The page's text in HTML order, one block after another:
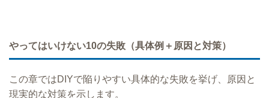
やってはいけない10の失敗（具体例＋原因と対策）
この章ではDIYで陥りやすい具体的な失敗を挙げ、原因と
現実的な対策を示します。